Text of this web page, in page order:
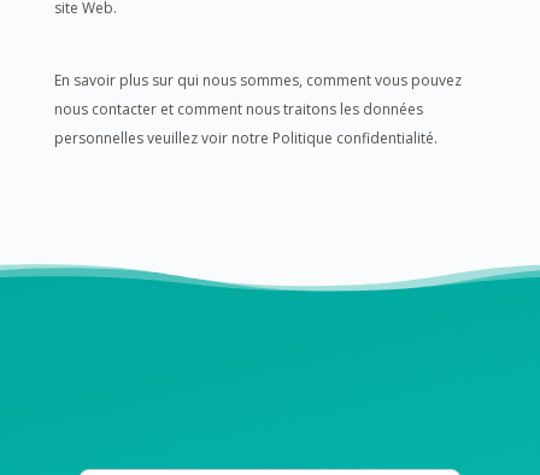
site Web.
En savoir plus sur qui nous sommes, comment vous pouvez
nous contacter et comment nous traitons les données
personnelles veuillez voir notre Politique confidentialité.